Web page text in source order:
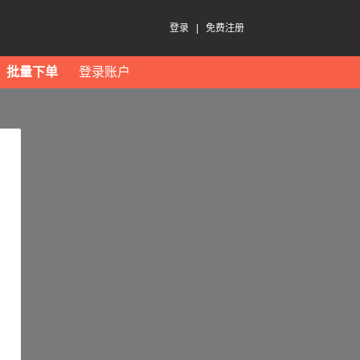
登录 免费注册
批量下单 登录账户